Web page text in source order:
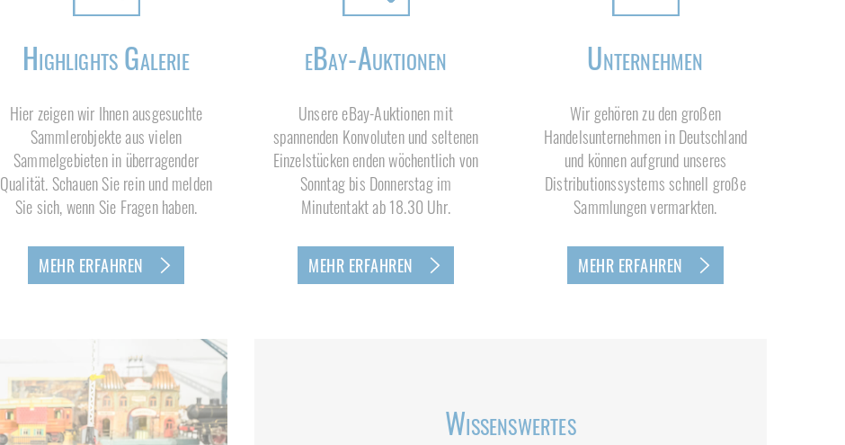
Highlights Galerie
Hier zeigen wir Ihnen ausgesuchte
Sammlerobjekte aus vielen
Sammelgebieten in überragender
Qualität. Schauen Sie rein und melden
Sie sich, wenn Sie Fragen haben.
MEHR ERFAHREN
eBay-Auktionen
Unsere eBay-Auktionen mit
spannenden Konvoluten und seltenen
Einzelstücken enden wöchentlich von
Sonntag bis Donnerstag im
Minutentakt ab 18.30 Uhr.
MEHR ERFAHREN
Unternehmen
Wir gehören zu den großen
Handelsunternehmen in Deutschland
und können aufgrund unseres
Distributionssystems schnell große
Sammlungen vermarkten.
MEHR ERFAHREN
Wissenswertes